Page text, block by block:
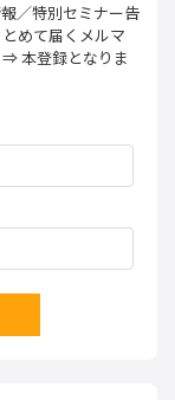
／特別セミナー告
めて届くメルマ
本登録となりま